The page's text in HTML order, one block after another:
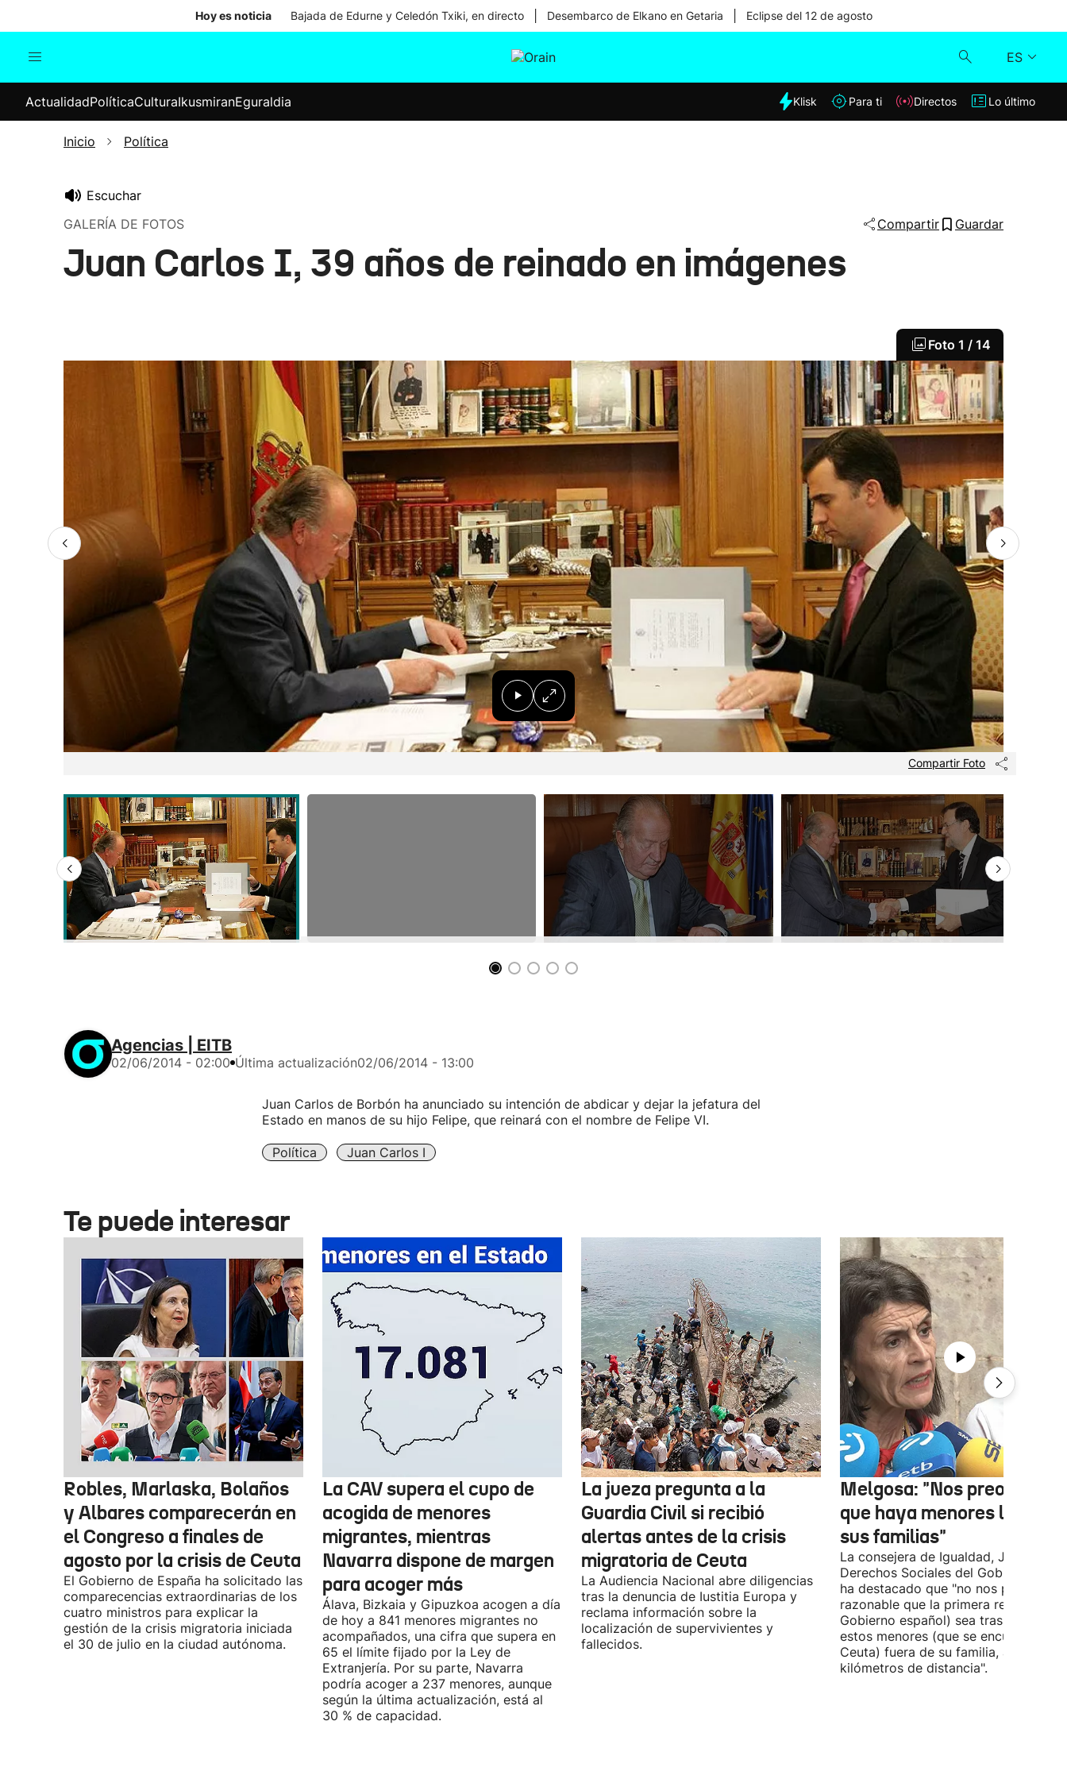
Hoy es noticia Bajada de Edurne y Celedón Txiki, en directo Desembarco de Elkano en Getaria Eclipse del 12 de agosto
ES
Internacional
Elecciones
Klisk
ActualidadPolíticaCulturaIkusmiranEguraldia Klisk Para ti Directos Lo último
Inicio Política
Escuchar
GALERÍA DE FOTOS
Compartir Guardar
Juan Carlos I, 39 años de reinado en imágenes
Foto 1 / 14
Compartir Foto
Agencias | EITB
02/06/2014 - 02:00 Última actualización02/06/2014 - 13:00
Juan Carlos de Borbón ha anunciado su intención de abdicar y dejar la jefatura del
Estado en manos de su hijo Felipe, que reinará con el nombre de Felipe VI.
Política Juan Carlos I
Te puede interesar
Robles, Marlaska, Bolaños
y Albares comparecerán en
el Congreso a finales de
agosto por la crisis de Ceuta
El Gobierno de España ha solicitado las
comparecencias extraordinarias de los
cuatro ministros para explicar la
gestión de la crisis migratoria iniciada
el 30 de julio en la ciudad autónoma.
La CAV supera el cupo de
acogida de menores
migrantes, mientras
Navarra dispone de margen
para acoger más
Álava, Bizkaia y Gipuzkoa acogen a día
de hoy a 841 menores migrantes no
acompañados, una cifra que supera en
65 el límite fijado por la Ley de
Extranjería. Por su parte, Navarra
podría acoger a 237 menores, aunque
según la última actualización, está al
30 % de capacidad.
La jueza pregunta a la
Guardia Civil si recibió
alertas antes de la crisis
migratoria de Ceuta
La Audiencia Nacional abre diligencias
tras la denuncia de Iustitia Europa y
reclama información sobre la
localización de supervivientes y
fallecidos.
Melgosa: "Nos preocupa
que haya menores lejos de
sus familias"
La consejera de Igualdad, Justicia y
Derechos Sociales del Gobierno
ha destacado que "no nos parece
razonable que la primera respuesta
Gobierno español) sea trasladar a
estos menores (que se encuentran en
Ceuta) fuera de su familia, a miles de
kilómetros de distancia".